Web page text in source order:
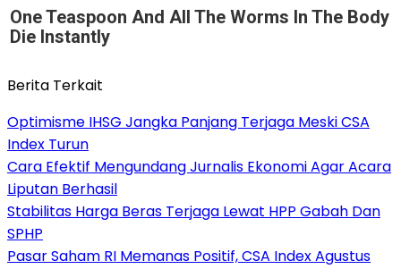
One Teaspoon And All The Worms In The Body
Die Instantly
Berita Terkait
Optimisme IHSG Jangka Panjang Terjaga Meski CSA
Index Turun
Cara Efektif Mengundang Jurnalis Ekonomi Agar Acara
Liputan Berhasil
Stabilitas Harga Beras Terjaga Lewat HPP Gabah Dan
SPHP
Pasar Saham RI Memanas Positif, CSA Index Agustus